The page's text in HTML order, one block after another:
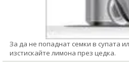
За да не попаднат семки в супата
изстискайте лимона през цедка.